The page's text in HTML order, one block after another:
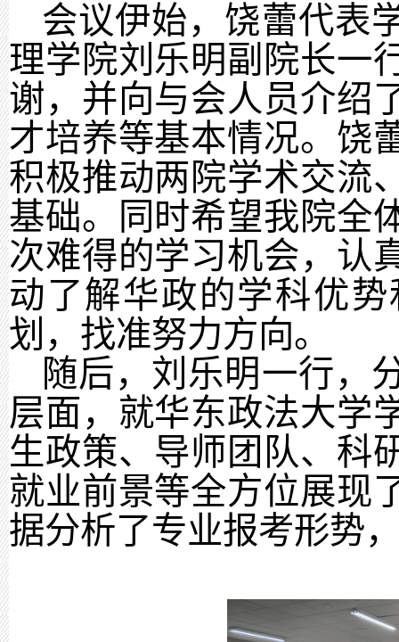
会议伊始，饶蕾代表
理学院刘乐明副院长一
谢，并向与会人员介绍
才培养等基本情况。饶
积极推动两院学术交流
基础。同时希望我院全
次难得的学习机会，认
动了解华政的学科优
划，找准努力方向。
随后，刘乐明一行，
层面，就华东政法大学
生政策、导师团队、科
就业前景等全方位展现
据分析了专业报考形势